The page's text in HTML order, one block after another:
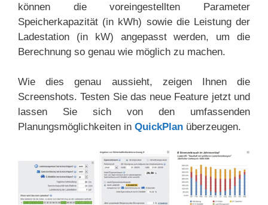
können die voreingestellten Parameter
Speicherkapazität (in kWh) sowie die Leistung der
Ladestation (in kW) angepasst werden, um die
Berechnung so genau wie möglich zu machen.
Wie dies genau aussieht, zeigen Ihnen die
Screenshots. Testen Sie das neue Feature jetzt und
lassen Sie sich von den umfassenden
Planungsmöglichkeiten in QuickPlan überzeugen.